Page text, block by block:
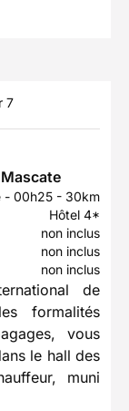
7
- 00h25 - 30km
Hôtel 4*
non inclus
non inclus
non inclus
de
formalités
vous
le hall des
muni